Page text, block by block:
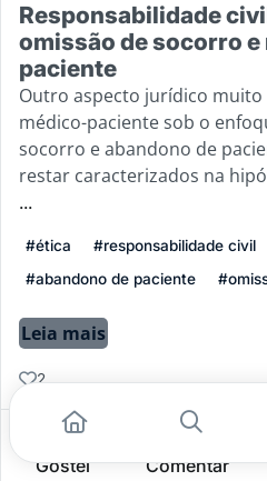
Responsabilidade
omissão de socorro e
paciente
Outro aspecto jurídico muito
médico-paciente sob o
socorro e abandono de
restar caracterizados na
...
#ética #responsabilidade civil
#abandono de paciente
Leia mais
2
Gostei Comentar